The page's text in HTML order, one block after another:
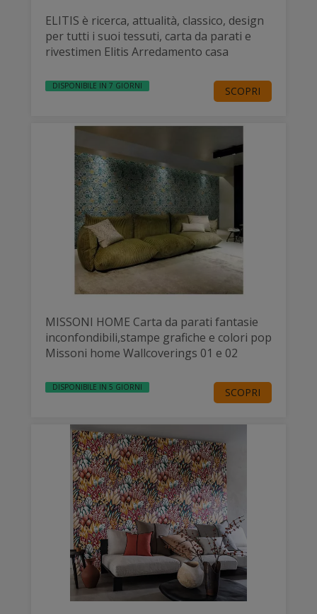
ELITIS è ricerca, attualità, classico, design
per tutti i suoi tessuti, carta da parati e
rivestimen Elitis Arredamento casa
DISPONIBILE IN 7 GIORNI SCOPRI
MISSONI HOME Carta da parati fantasie
inconfondibili,stampe grafiche e colori pop
Missoni home Wallcoverings 01 e 02
DISPONIBILE IN 5 GIORNI SCOPRI